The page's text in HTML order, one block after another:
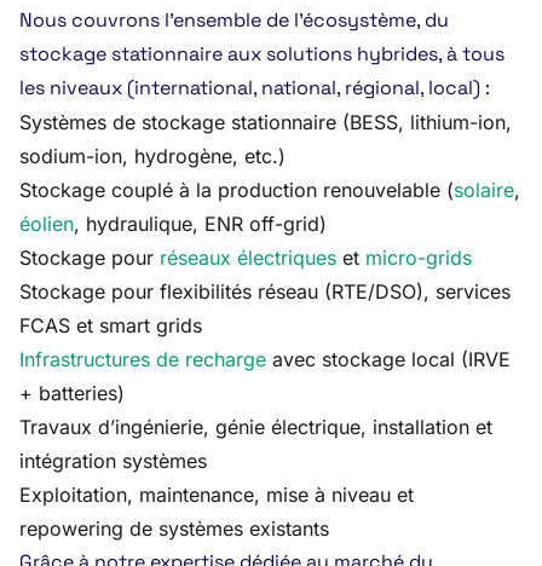
Nous couvrons l’ensemble de l’écosystème, du
stockage stationnaire aux solutions hybrides, à tous
les niveaux (international, national, régional, local) :
Systèmes de stockage stationnaire (BESS, lithium-ion,
sodium-ion, hydrogène, etc.)
Stockage couplé à la production renouvelable (solaire,
éolien, hydraulique, ENR off-grid)
Stockage pour réseaux électriques et micro-grids
Stockage pour flexibilités réseau (RTE/DSO), services
FCAS et smart grids
Infrastructures de recharge avec stockage local (IRVE
+ batteries)
Travaux d’ingénierie, génie électrique, installation et
intégration systèmes
Exploitation, maintenance, mise à niveau et
repowering de systèmes existants